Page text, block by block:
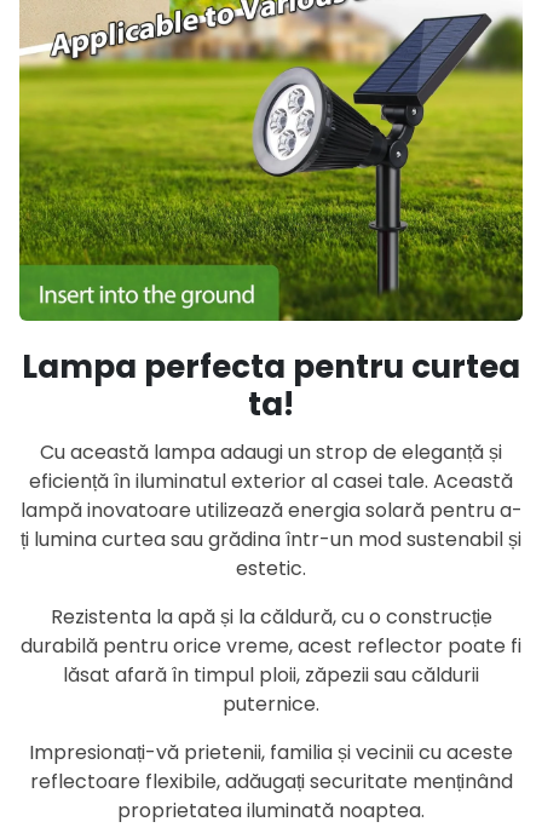
Lampa perfecta pentru curtea
ta!
Cu această lampa adaugi un strop de eleganță și
eficiență în iluminatul exterior al casei tale. Această
lampă inovatoare utilizează energia solară pentru a-
ți lumina curtea sau grădina într-un mod sustenabil și
estetic.
Rezistenta la apă și la căldură, cu o construcție
durabilă pentru orice vreme, acest reflector poate fi
lăsat afară în timpul ploii, zăpezii sau căldurii
puternice.
Impresionați-vă prietenii, familia și vecinii cu aceste
reflectoare flexibile, adăugați securitate menținând
proprietatea iluminată noaptea.